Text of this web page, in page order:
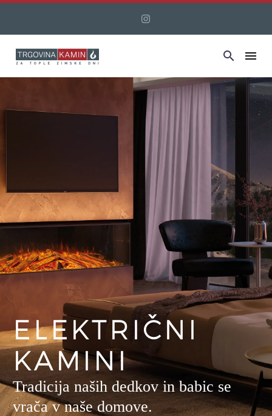
ELEKTRIČNI
KAMINI
Tradicija naših dedkov in babic se
vrača v naše domove.